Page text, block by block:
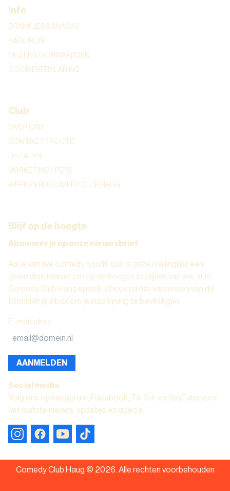
Info
DRANKJES & SNACKS
KADOBON
FAQ EN VOORWAARDEN
COOKIEVERKLARING
Club
OVER ONS
CONTACT / ROUTE
DE ZALEN
MARKETING / PERS
WERKEN BIJ COMEDY CLUB HAUG
Blijf op de hoogte
Abonneer je op onze nieuwsbrief
Als je van live comedy houdt, dan is onze mailinglijst een
geweldige manier om op de hoogte te blijven van wie er in
Comedy Club Haug speelt. Check na het verzenden van dit
formulier je inbox om je inschrijving te bevestigen.
E-mailadres:
AANMELDEN
Social media
Volg ons op instagram, Facebook, TikTok en YouTube voor
het laatste nieuws, updates en video's.
Comedy Club Haug © 2026. Alle rechten voorbehouden